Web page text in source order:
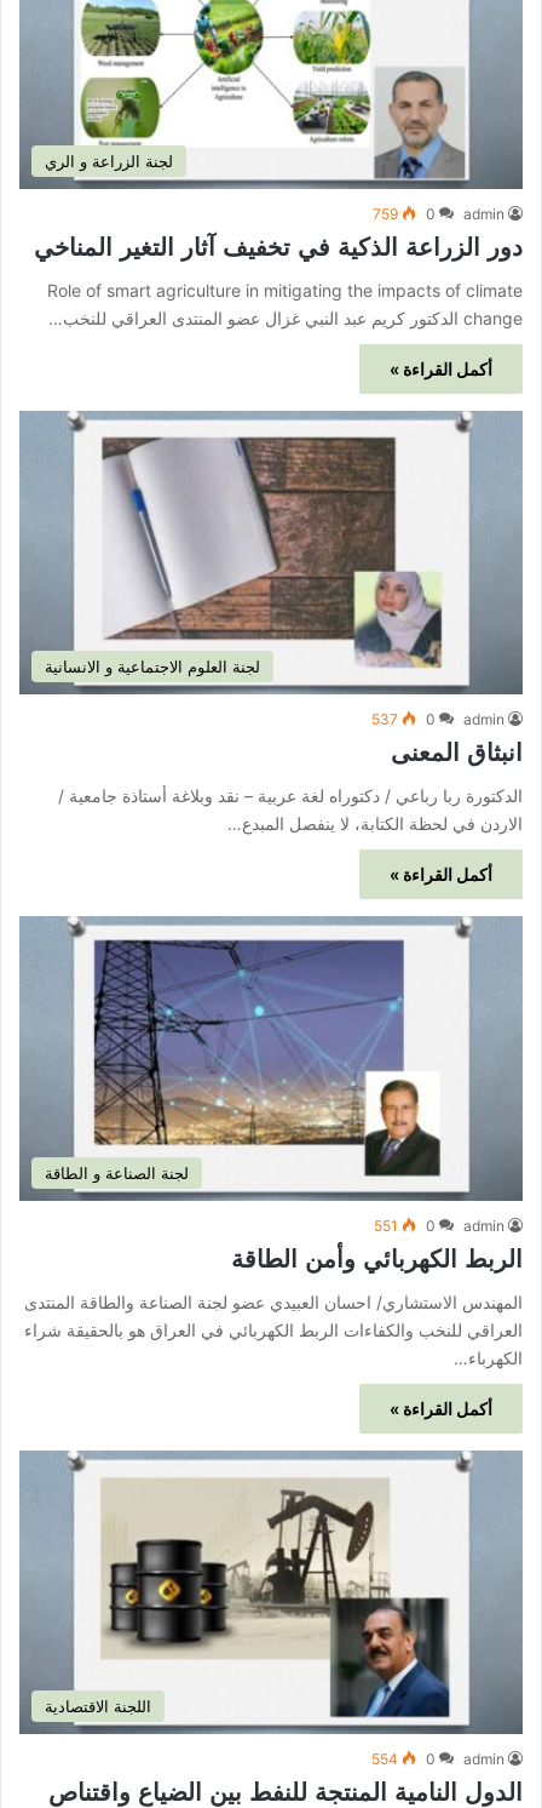
لجنة الزراعة و الري
admin
0
759
دور الزراعة الذكية في تخفيف آثار التغير المناخي
Role of smart agriculture in mitigating the impacts of climate
change الدكتور كريم عبد النبي غزال عضو المنتدى العراقي للنخب…
أكمل القراءة »
لجنة العلوم الاجتماعية و الانسانية
admin
0
537
انبثاق المعنى
الدكتورة ربا رباعي / دكتوراه لغة عربية – نقد وبلاغة أستاذة جامعية /
الاردن في لحظة الكتابة، لا ينفصل المبدع…
أكمل القراءة »
لجنة الصناعة و الطاقة
admin
0
551
الربط الكهربائي وأمن الطاقة
المهندس الاستشاري/ احسان العبيدي عضو لجنة الصناعة والطاقة المنتدى
العراقي للنخب والكفاءات الربط الكهربائي في العراق هو بالحقيقة شراء
الكهرباء…
أكمل القراءة »
اللجنة الاقتصادية
admin
0
554
الدول النامية المنتجة للنفط بين الضياع واقتناص